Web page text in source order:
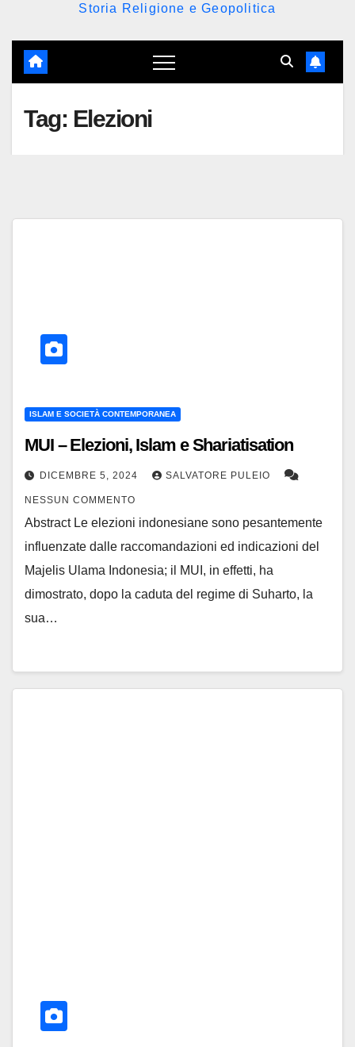
Storia Religione e Geopolitica
Tag: Elezioni
ISLAM E SOCIETÀ CONTEMPORANEA
MUI – Elezioni, Islam e Shariatisation
DICEMBRE 5, 2024 SALVATORE PULEIO
NESSUN COMMENTO
Abstract Le elezioni indonesiane sono pesantemente
influenzate dalle raccomandazioni ed indicazioni del
Majelis Ulama Indonesia; il MUI, in effetti, ha
dimostrato, dopo la caduta del regime di Suharto, la
sua…